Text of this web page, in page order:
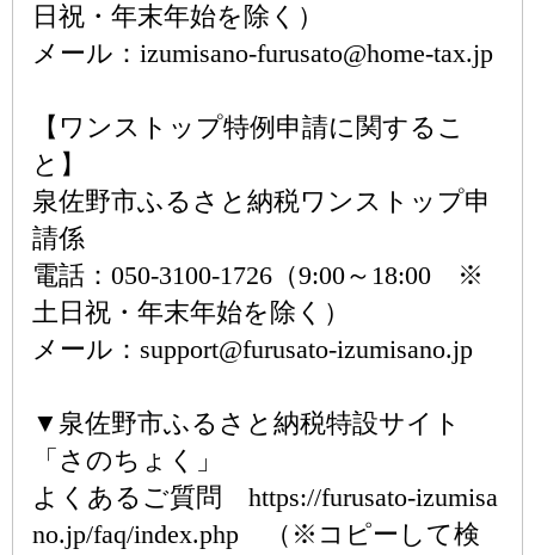
日祝・年末年始を除く）
メール：izumisano-furusato@home-tax.jp
【ワンストップ特例申請に関するこ
と】
泉佐野市ふるさと納税ワンストップ申
請係
電話：050-3100-1726（9:00～18:00 ※
土日祝・年末年始を除く）
メール：support@furusato-izumisano.jp
▼泉佐野市ふるさと納税特設サイト
「さのちょく」
よくあるご質問 https://furusato-izumisa
no.jp/faq/index.php （※コピーして検